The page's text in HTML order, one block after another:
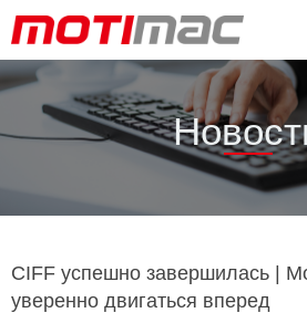
CIFF успешно завершилась |
уверенно двигаться вперед